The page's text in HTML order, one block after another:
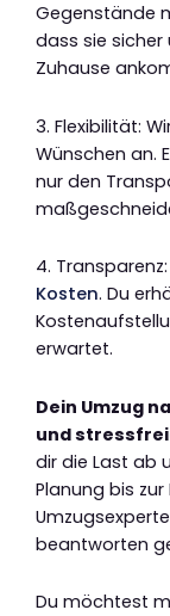
Gegenstände
dass sie
Zuhause
3. Flexibilität:
Wünschen an.
nur den
4.
Kosten. Du
erwartet.
Dein Umzug
und
dir die Last ab
Planung bis
beantworten
Du möchtest